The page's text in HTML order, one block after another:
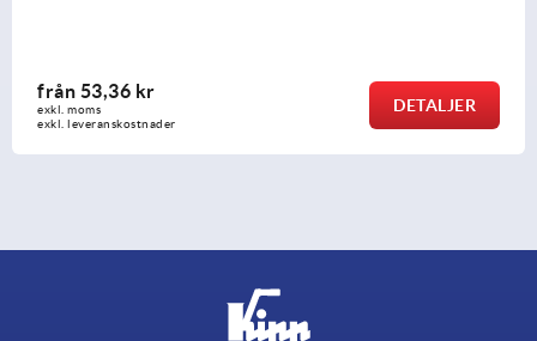
från 149,92 kr
exkl. moms
exkl. leveranskostnader
DETALJER